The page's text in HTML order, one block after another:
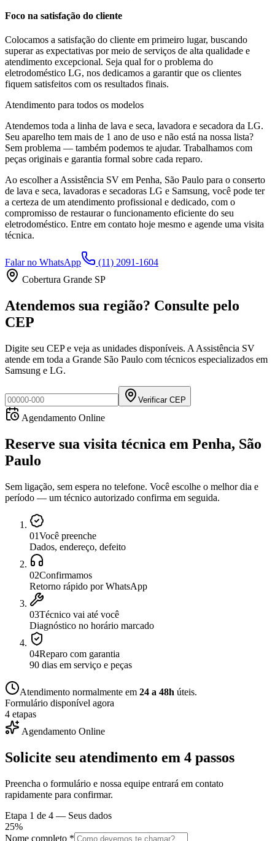
Foco na satisfação do cliente
Colocamos a satisfação do cliente em primeiro lugar, buscando
superar as expectativas por meio de serviços de alta qualidade e
atendimento excepcional. Seja qual for o problema do
eletrodoméstico LG, nos dedicamos a garantir que os clientes
fiquem satisfeitos com os resultados finais.
Atendimento para todos os modelos
Atendemos toda a linha de lava e seca, lavadora e secadora da LG.
Seu aparelho tem mais de 1 ano de uso e não está na nossa lista?
Sem problema — também podemos te ajudar. Trabalhamos com
peças originais e garantia formal sobre cada reparo.
Ao escolher a Assistência SV em Penha, São Paulo para o conserto
de lava e seca, lavadoras e secadoras LG e Samsung, você pode ter
a certeza de um atendimento profissional e dedicado, com o
compromisso de restaurar o funcionamento eficiente do seu
eletrodoméstico. Entre em contato hoje mesmo e agende uma visita
técnica.
Falar no WhatsApp
(11) 2091-1604
Cobertura Grande SP
Atendemos sua região? Consulte pelo
CEP
Digite seu CEP e veja as unidades disponíveis. A Assistência SV
atende em toda a Grande São Paulo com técnicos especializados em
Samsung e LG.
Verificar CEP
Agendamento Online
Reserve sua visita técnica em Penha, São
Paulo
Sem ligação, sem espera no telefone. Você escolhe o melhor dia e
período — um técnico autorizado confirma em seguida.
01Você preenche
Dados, endereço, defeito
02Confirmamos
Retorno rápido por WhatsApp
03Técnico vai até você
Diagnóstico no horário marcado
04Reparo com garantia
90 dias em serviço e peças
Atendimento normalmente em 24 a 48h úteis.
Formulário disponível agora
4 etapas
Agendamento Online
Solicite seu atendimento em 4 passos
Preencha o formulário e nossa equipe entrará em contato
rapidamente para confirmar.
Etapa 1 de 4 — Seus dados
25%
Nome completo *